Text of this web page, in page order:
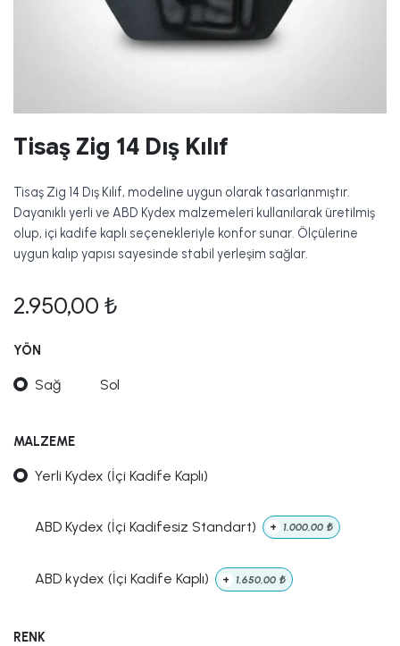
Tisaş Zig 14 Dış Kılıf
Tisaş Zig 14 Dış Kılıf, modeline uygun olarak tasarlanmıştır.
Dayanıklı yerli ve ABD Kydex malzemeleri kullanılarak üretilmiş
olup, içi kadife kaplı seçenekleriyle konfor sunar. Ölçülerine
uygun kalıp yapısı sayesinde stabil yerleşim sağlar.
2.950,00 ₺
YÖN
Sağ Sol
MALZEME
Yerli Kydex (İçi Kadife Kaplı)
ABD Kydex (İçi Kadifesiz Standart) + 1.000,00 ₺
ABD kydex (İçi Kadife Kaplı) + 1.650,00 ₺
RENK